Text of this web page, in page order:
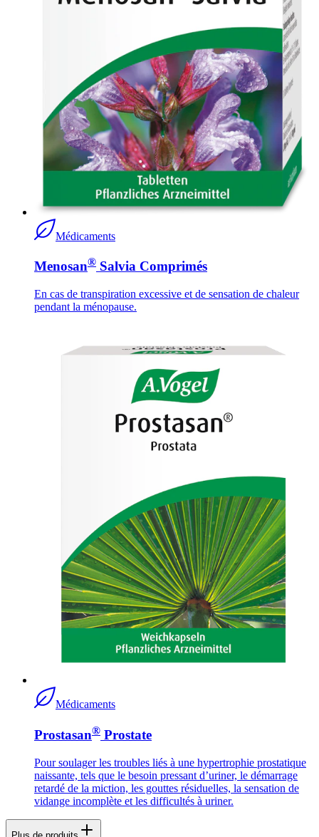
Médicaments
Menosan® Salvia Comprimés
En cas de transpiration excessive et de sensation de chaleur
pendant la ménopause.
Médicaments
Prostasan® Prostate
Pour soulager les troubles liés à une hypertrophie prostatique
naissante, tels que le besoin pressant d’uriner, le démarrage
retardé de la miction, les gouttes résiduelles, la sensation de
vidange incomplète et les difficultés à uriner.